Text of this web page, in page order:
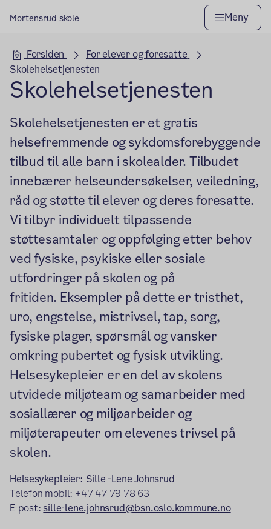
Mortensrud skole Meny
Hovedseksjon
Forsiden
For elever og foresatte
Skolehelsetjenesten
Skolehelsetjenesten
Skolehelsetjenesten er et gratis
helsefremmende og sykdomsforebyggende
tilbud til alle barn i skolealder. Tilbudet
innebærer helseundersøkelser, veiledning,
råd og støtte til elever og deres foresatte.
Vi tilbyr individuelt tilpassende
støttesamtaler og oppfølging etter behov
ved fysiske, psykiske eller sosiale
utfordringer på skolen og på
fritiden. Eksempler på dette er tristhet,
uro, engstelse, mistrivsel, tap, sorg,
fysiske plager, spørsmål og vansker
omkring pubertet og fysisk utvikling.
Helsesykepleier er en del av skolens
utvidede miljøteam og samarbeider med
sosiallærer og miljøarbeider og
miljøterapeuter om elevenes trivsel på
skolen.
Helsesykepleier: Sille -Lene Johnsrud
Telefon mobil: +47 47 79 78 63
E-post: sille-lene.johnsrud@bsn.oslo.kommune.no